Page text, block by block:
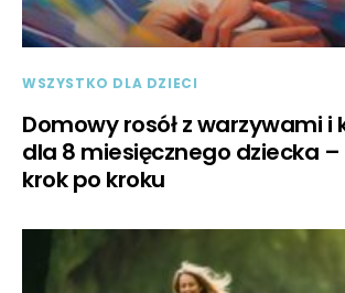
WSZYSTKO DLA DZIECI
Domowy rosół z warzywami i
dla 8 miesięcznego dziecka
krok po kroku